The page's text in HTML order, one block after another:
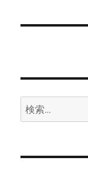
検
索: